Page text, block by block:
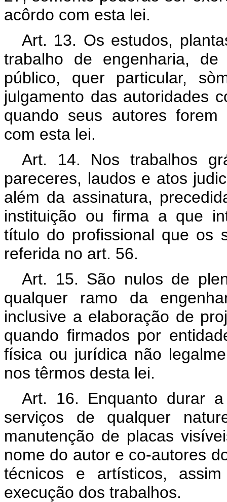
acôrdo com esta lei.
Art. 13. Os estudos,
trabalho de engenharia,
público, quer particular,
julgamento das autoridades
quando seus autores forem
com esta lei.
Art. 14. Nos trabalhos
pareceres, laudos e atos
além da assinatura,
instituição ou firma a que
título do profissional que os
referida no art. 56.
Art. 15. São nulos de
qualquer ramo da
inclusive a elaboração de
quando firmados por
física ou jurídica não
nos têrmos desta lei.
Art. 16. Enquanto durar
serviços de qualquer
manutenção de placas
nome do autor e co-autores
técnicos e artísticos,
execução dos trabalhos.